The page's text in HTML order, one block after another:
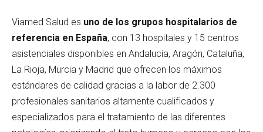
Viamed Salud es uno de los grupos hospitalarios de
referencia en España, con 13 hospitales y 15 centros
asistenciales disponibles en Andalucía, Aragón, Cataluña,
La Rioja, Murcia y Madrid que ofrecen los máximos
estándares de calidad gracias a la labor de 2.300
profesionales sanitarios altamente cualificados y
especializados para el tratamiento de las diferentes